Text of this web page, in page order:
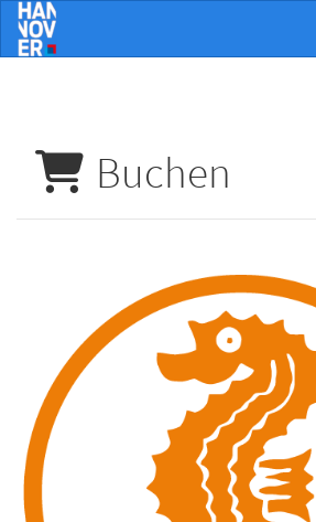
Buchen